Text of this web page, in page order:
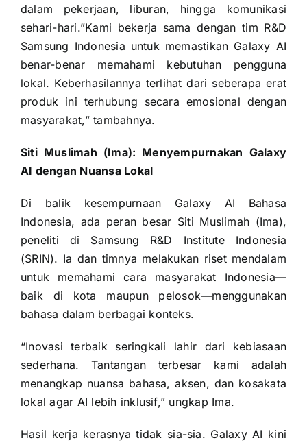
dalam pekerjaan, liburan, hingga komunikasi
sehari-hari.”Kami bekerja sama dengan tim R&D
Samsung Indonesia untuk memastikan Galaxy AI
benar-benar memahami kebutuhan pengguna
lokal. Keberhasilannya terlihat dari seberapa erat
produk ini terhubung secara emosional dengan
masyarakat,” tambahnya.
Siti Muslimah (Ima): Menyempurnakan Galaxy
AI dengan Nuansa Lokal
Di balik kesempurnaan Galaxy AI Bahasa
Indonesia, ada peran besar Siti Muslimah (Ima),
peneliti di Samsung R&D Institute Indonesia
(SRIN). Ia dan timnya melakukan riset mendalam
untuk memahami cara masyarakat Indonesia—
baik di kota maupun pelosok—menggunakan
bahasa dalam berbagai konteks.
“Inovasi terbaik seringkali lahir dari kebiasaan
sederhana. Tantangan terbesar kami adalah
menangkap nuansa bahasa, aksen, dan kosakata
lokal agar AI lebih inklusif,” ungkap Ima.
Hasil kerja kerasnya tidak sia-sia. Galaxy AI kini